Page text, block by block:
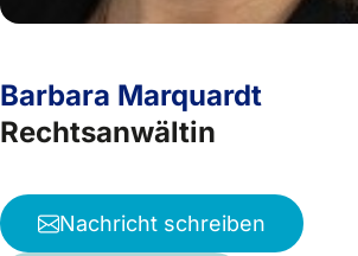
Barbara Marquardt
Rechtsanwältin
Nachricht schreiben